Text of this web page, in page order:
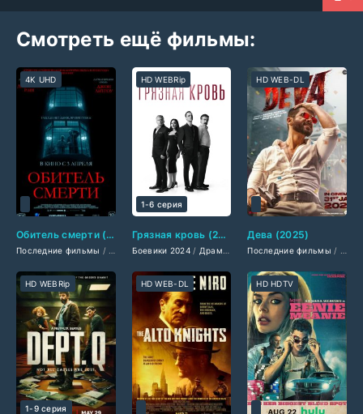
Смотреть ещё фильмы:
Обитель смерти (2025)
Последние фильмы / Фильмы 2025 /Детективы 2025 /Триллеры 2025/Ужасы
4K UHD
Грязная кровь (2024)
Боевики 2024 / Драмы 2024 /Мелодрамы 2024/
HD WEBRip
1-6 серия
Дева (2025)
Последние фильмы /
HD WEB-DL
HD WEBRip
1-9 серия
HD WEB-DL HD HDTV